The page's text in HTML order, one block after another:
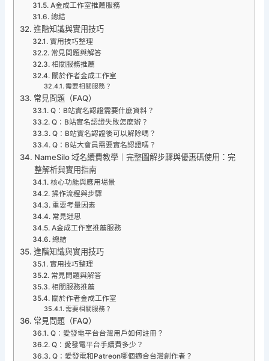
A金成工作室推薦服務
總結
進階知識與實用技巧
實用技巧整理
常見問題與解答
相關服務推薦
關於作者金成工作室
需要相關服務？
常見問題（FAQ）
Q：B站實名認證需要什麼資料？
Q：B站實名認證失敗怎麼辦？
Q：B站實名認證後可以解除嗎？
Q：B站大會員需要實名認證嗎？
NameSilo 域名續費教學｜完整圖解步驟與優惠碼使用：完
整解析與實用指南
核心功能與應用場景
操作流程與步驟
重要考量因素
常見迷思
A金成工作室推薦服務
總結
進階知識與實用技巧
實用技巧整理
常見問題與解答
相關服務推薦
關於作者金成工作室
需要相關服務？
常見問題（FAQ）
Q：愛發電平台台灣用戶如何註冊？
Q：愛發電平台手續費多少？
Q：愛發電和Patreon哪個適合台灣創作者？